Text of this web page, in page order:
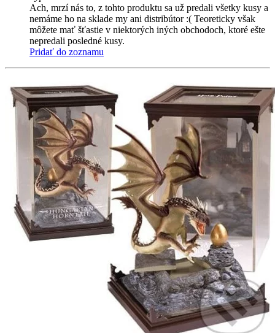
Ach, mrzí nás to, z tohto produktu sa už predali všetky kusy a
nemáme ho na sklade my ani distribútor :( Teoreticky však
môžete mať šťastie v niektorých iných obchodoch, ktoré ešte
nepredali posledné kusy.
Pridať do zoznamu